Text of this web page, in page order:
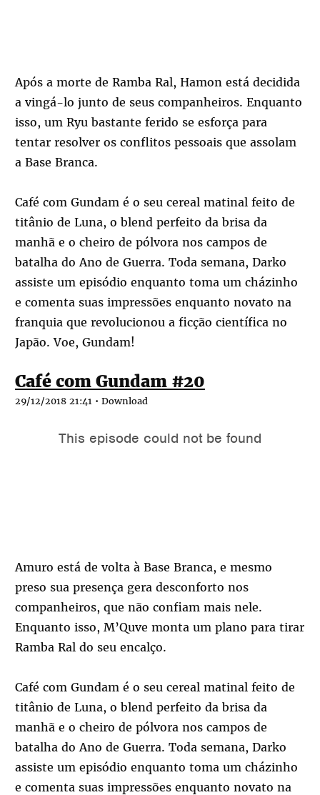
Após a morte de Ramba Ral, Hamon está decidida
a vingá-lo junto de seus companheiros. Enquanto
isso, um Ryu bastante ferido se esforça para
tentar resolver os conflitos pessoais que assolam
a Base Branca.
Café com Gundam é o seu cereal matinal feito de
titânio de Luna, o blend perfeito da brisa da
manhã e o cheiro de pólvora nos campos de
batalha do Ano de Guerra. Toda semana, Darko
assiste um episódio enquanto toma um cházinho
e comenta suas impressões enquanto novato na
franquia que revolucionou a ficção científica no
Japão. Voe, Gundam!
Café com Gundam #20
29/12/2018 21:41 • Download
Amuro está de volta à Base Branca, e mesmo
preso sua presença gera desconforto nos
companheiros, que não confiam mais nele.
Enquanto isso, M’Quve monta um plano para tirar
Ramba Ral do seu encalço.
Café com Gundam é o seu cereal matinal feito de
titânio de Luna, o blend perfeito da brisa da
manhã e o cheiro de pólvora nos campos de
batalha do Ano de Guerra. Toda semana, Darko
assiste um episódio enquanto toma um cházinho
e comenta suas impressões enquanto novato na